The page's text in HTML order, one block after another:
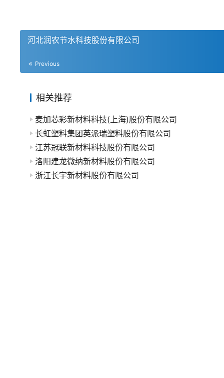
河北润农节水科技股份有限公司
Previous
相关推荐
麦加芯彩新材料科技(上海)股份有限公司
长虹塑料集团英派瑞塑料股份有限公司
江苏冠联新材料科技股份有限公司
洛阳建龙微纳新材料股份有限公司
浙江长宇新材料股份有限公司